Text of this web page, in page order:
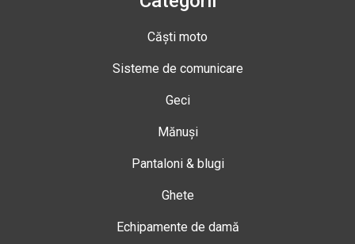
Căști moto
Sisteme de comunicare
Geci
Mănuși
Pantaloni & blugi
Ghete
Echipamente de damă